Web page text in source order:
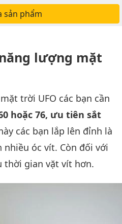
sản phẩm
lượng mặt
trời UFO các bạn cần
hoặc 76, ưu tiên sắt
các bạn lắp lên đỉnh là
nhiều óc vít. Còn đối với
thời gian vặt vít hơn.